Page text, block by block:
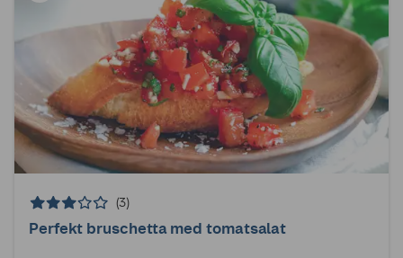
(3)
Perfekt bruschetta med tomatsalat